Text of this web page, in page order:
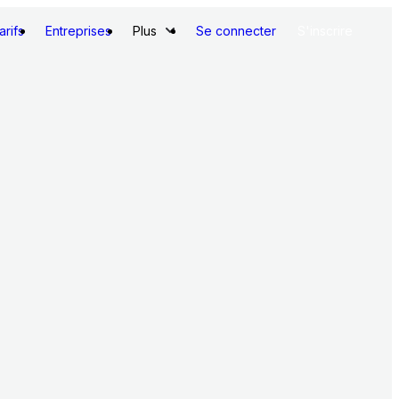
Entreprises Plus Se connecter